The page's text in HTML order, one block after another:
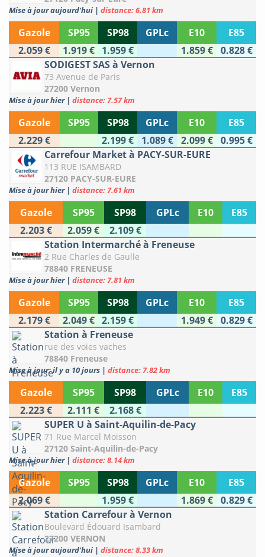
Mise à jour aujourd'hui | distance: 6.81 km
Gazole SP95 SP98 GPLc E10
E85
2.059 €
1.919 € 1.959 € 1.859 €
0.828 €
SODIGEST SAS à Vernon
73 Avenue de Paris
27200 Vernon
Mise à jour hier | distance: 7.57 km
Gazole SP95 SP98 GPLc E10
E85
2.229 €
2.199 € 1.089 € 2.099 €
0.995 €
Carrefour Market à PACY-SUR-EURE
113 RUE ISAMBARD
27120 PACY-SUR-EURE
Mise à jour hier | distance: 7.61 km
Gazole SP95 SP98 GPLc E10
E85
2.203 €
2.059 €
2.109 €
Station Intermarché à Freneuse
2 Rue Charles de Gaulle
78840 FRENEUSE
Mise à jour hier | distance: 7.81 km
Gazole SP95 SP98 GPLc E10
E85
2.179 €
2.049 € 2.159 € 1.949 €
0.829 €
Station à Freneuse
rue des voies vaches
78840 Freneuse
Mise à jour: il y a 10 jours | distance: 7.82 km
Gazole SP95 SP98 GPLc E10
E85
2.223 €
2.111 €
2.168 €
SUPER U à Saint-Aquilin-de-Pacy
71 Rue Marcel Moisson
27120 Saint-Aquilin-de-Pacy
Mise à jour hier | distance: 8.14 km
Gazole SP95 SP98 GPLc E10
E85
2.069 €
1.959 € 1.869 €
0.829 €
Station Carrefour à Vernon
Boulevard Édouard Isambard
27200 VERNON
Mise à jour aujourd'hui | distance: 8.33 km